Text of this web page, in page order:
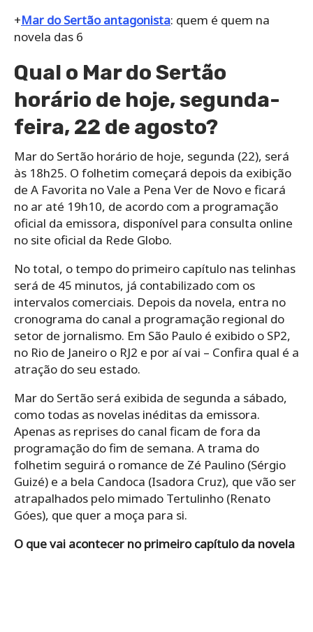
+Mar do Sertão antagonista: quem é quem na
novela das 6
Qual o Mar do Sertão
horário de hoje, segunda-
feira, 22 de agosto?
Mar do Sertão horário de hoje, segunda (22), será
às 18h25. O folhetim começará depois da exibição
de A Favorita no Vale a Pena Ver de Novo e ficará
no ar até 19h10, de acordo com a programação
oficial da emissora, disponível para consulta online
no site oficial da Rede Globo.
No total, o tempo do primeiro capítulo nas telinhas
será de 45 minutos, já contabilizado com os
intervalos comerciais. Depois da novela, entra no
cronograma do canal a programação regional do
setor de jornalismo. Em São Paulo é exibido o SP2,
no Rio de Janeiro o RJ2 e por aí vai – Confira qual é a
atração do seu estado.
Mar do Sertão será exibida de segunda a sábado,
como todas as novelas inéditas da emissora.
Apenas as reprises do canal ficam de fora da
programação do fim de semana. A trama do
folhetim seguirá o romance de Zé Paulino (Sérgio
Guizé) e a bela Candoca (Isadora Cruz), que vão ser
atrapalhados pelo mimado Tertulinho (Renato
Góes), que quer a moça para si.
O que vai acontecer no primeiro capítulo da novela